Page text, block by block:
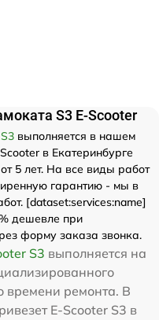
S3 E-Scooter
выполняется в нашем
в Екатеринбурге
5 лет. На все виды работ
гарантию - мы в
[dataset:services:name]
дешевле при
форму заказа звонка.
S3 выполняется на
времени ремонта. В
E-Scooter S3 в